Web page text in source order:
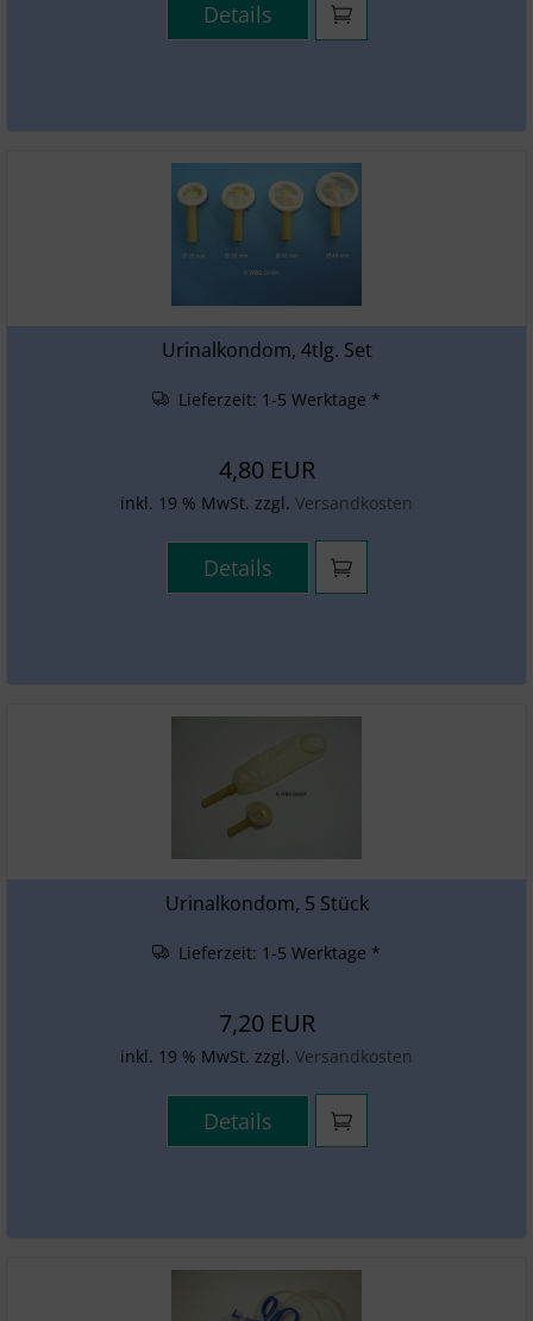
Details
Urinalkondom, 4tlg. Set
Lieferzeit: 1-5 Werktage *
4,80 EUR
inkl. 19 % MwSt. zzgl. Versandkosten
Details
Urinalkondom, 5 Stück
Lieferzeit: 1-5 Werktage *
7,20 EUR
inkl. 19 % MwSt. zzgl. Versandkosten
Details